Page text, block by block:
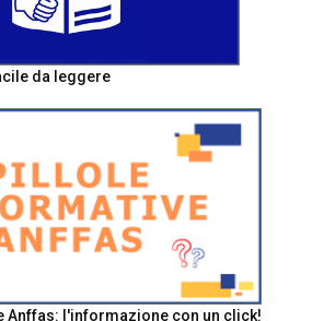
da leggere
Anffas: l'informazione con un click!